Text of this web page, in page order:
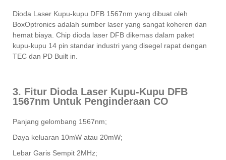
Dioda Laser Kupu-kupu DFB 1567nm yang dibuat oleh
BoxOptronics adalah sumber laser yang sangat koheren dan
hemat biaya. Chip dioda laser DFB dikemas dalam paket
kupu-kupu 14 pin standar industri yang disegel rapat dengan
TEC dan PD Built in.
3. Fitur Dioda Laser Kupu-Kupu DFB
1567nm Untuk Penginderaan CO
Panjang gelombang 1567nm;
Daya keluaran 10mW atau 20mW;
Lebar Garis Sempit 2MHz;